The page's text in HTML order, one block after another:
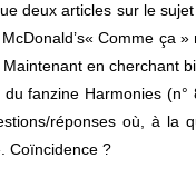
deux articles sur le
« Comme ça »
en cherchant
fanzine Harmonies
réponses où, à la
Coïncidence ?